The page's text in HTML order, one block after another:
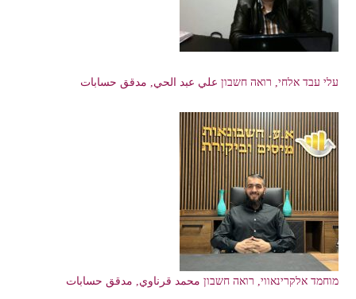
עלי עבד אלחי, רואה חשבון علي عبد الحي, مدقق حسابات
מוחמד אלקרינאווי, רואה חשבון محمد قرناوي, مدقق حسابات